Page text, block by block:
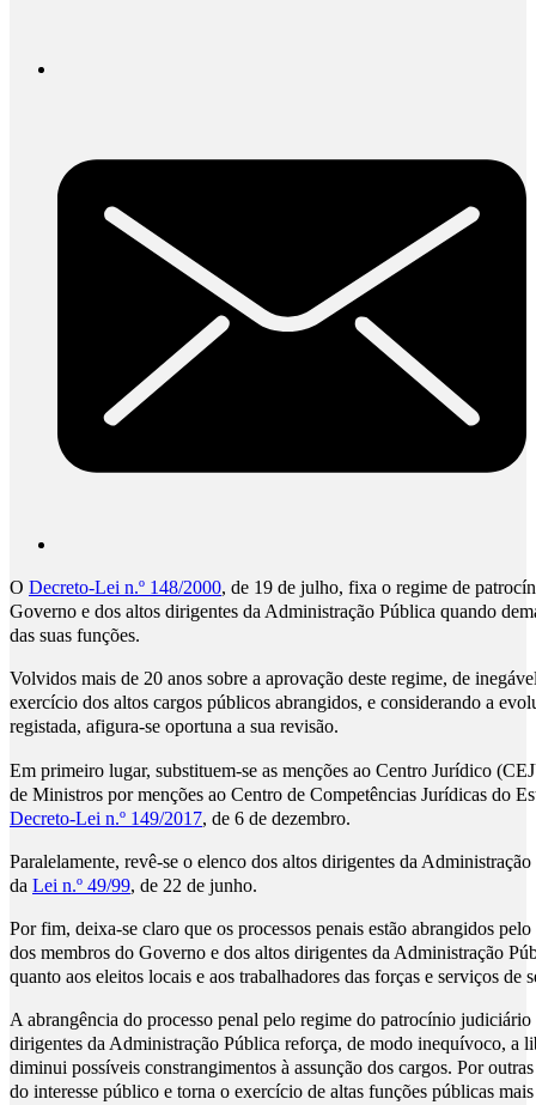
O Decreto-Lei n.º 148/2000, de 19 de julho, fixa o regime de
Governo e dos altos dirigentes da Administração Pública quando
das suas funções.
Volvidos mais de 20 anos sobre a aprovação deste regime, de
exercício dos altos cargos públicos abrangidos, e considerando a
registada, afigura-se oportuna a sua revisão.
Em primeiro lugar, substituem-se as menções ao Centro Jurídico
de Ministros por menções ao Centro de Competências Jurídicas do
Decreto-Lei n.º 149/2017, de 6 de dezembro.
Paralelamente, revê-se o elenco dos altos dirigentes da
da Lei n.º 49/99, de 22 de junho.
Por fim, deixa-se claro que os processos penais estão abrangidos
dos membros do Governo e dos altos dirigentes da Administração
quanto aos eleitos locais e aos trabalhadores das forças e serviços de
A abrangência do processo penal pelo regime do patrocínio judiciário
dirigentes da Administração Pública reforça, de modo inequívoco, a
diminui possíveis constrangimentos à assunção dos cargos. Por
do interesse público e torna o exercício de altas funções públicas